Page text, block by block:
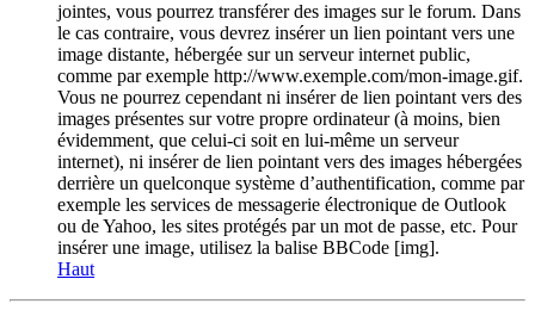
jointes, vous pourrez transférer des images sur le forum. Dans
le cas contraire, vous devrez insérer un lien pointant vers une
image distante, hébergée sur un serveur internet public,
comme par exemple http://www.exemple.com/mon-image.gif.
Vous ne pourrez cependant ni insérer de lien pointant vers des
images présentes sur votre propre ordinateur (à moins, bien
évidemment, que celui-ci soit en lui-même un serveur
internet), ni insérer de lien pointant vers des images hébergées
derrière un quelconque système d’authentification, comme par
exemple les services de messagerie électronique de Outlook
ou de Yahoo, les sites protégés par un mot de passe, etc. Pour
insérer une image, utilisez la balise BBCode [img].
Haut